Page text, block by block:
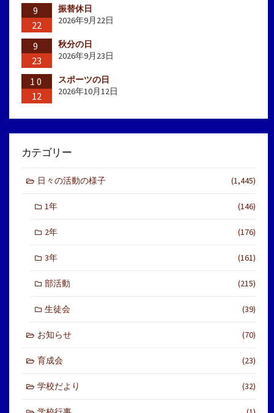
9
22
振替休日
2026年9月22日
9
23
秋分の日
2026年9月23日
10
12
スポーツの日
2026年10月12日
カテゴリー
日々の活動の様子 (1,445)
1年 (146)
2年 (176)
3年 (161)
部活動 (215)
生徒会 (39)
お知らせ (70)
育成会 (23)
学校だより (32)